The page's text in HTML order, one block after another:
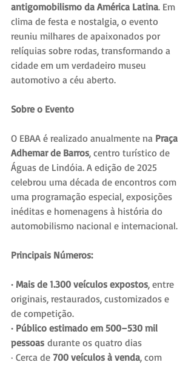
antigomobilismo da América Latina. Em
clima de festa e nostalgia, o evento
reuniu milhares de apaixonados por
relíquias sobre rodas, transformando a
cidade em um verdadeiro museu
automotivo a céu aberto.
Sobre o Evento
O EBAA é realizado anualmente na Praça
Adhemar de Barros, centro turístico de
Águas de Lindóia. A edição de 2025
celebrou uma década de encontros com
uma programação especial, exposições
inéditas e homenagens à história do
automobilismo nacional e internacional.
Principais Números:
· Mais de 1.300 veículos expostos, entre
originais, restaurados, customizados e
de competição.
· Público estimado em 500–530 mil
pessoas durante os quatro dias
· Cerca de 700 veículos à venda, com